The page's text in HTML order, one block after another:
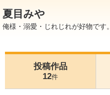
夏目みや
俺様・溺愛・じれじれが好物です。
投稿作品
12件